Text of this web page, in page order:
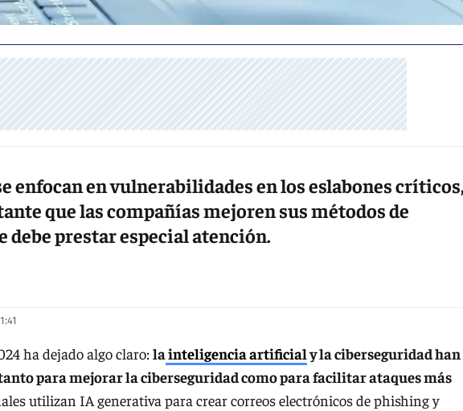
enfocan en vulnerabilidades en los eslabones críticos,
que las compañías mejoren sus métodos de
debe prestar especial atención.
ha dejado algo claro:lainteligencia artificialy la ciberseguridad han
para mejorar la ciberseguridad como para facilitar ataques más
utilizan IA generativa para crear correos electrónicos de phishing y